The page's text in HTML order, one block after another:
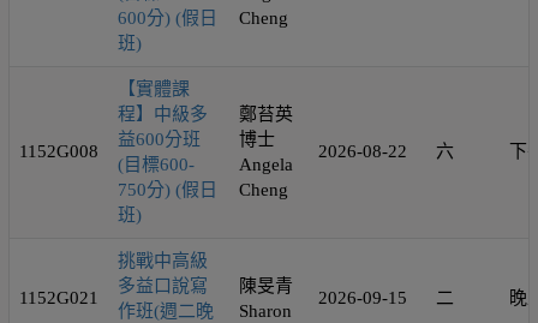
600分) (假日
班)
Cheng
1152G008
【實體課
程】中級多
益600分班
(目標600-
750分) (假日
班)
鄭苔英
博士
Angela
Cheng
2026-08-22 六 下
1152G021
挑戰中高級
多益口說寫
作班(週二晚
陳旻青
Sharon
2026-09-15 二 晚